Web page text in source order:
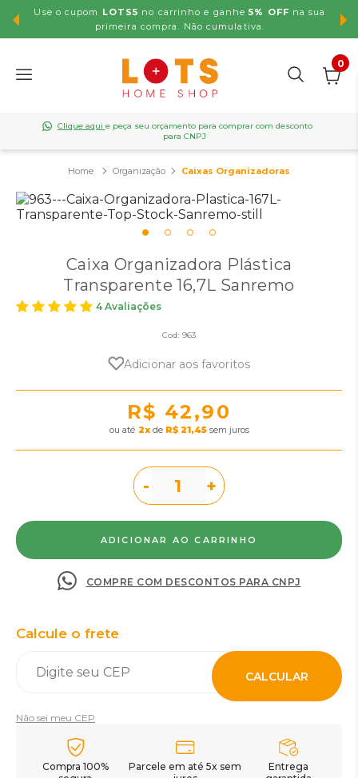
Use o cupom LOTS5 no carrinho e ganhe5% OFF na sua
primeira compra. Não cumulativa.
0
Clique aqui e peça seu orçamento para comprar com desconto
para CNPJ
Organização Caixas Organizadoras
Caixa Organizadora Plástica
Transparente 16,7L Sanremo
4 Avaliações
Cod: 963
Adicionar aos favoritos
R$ 42,90
ou 2xde R$ 21,45sem juros
- +
COMPRE COM DESCONTOS PARA CNPJ
Calcule o frete
CALCULAR
Não sei meu CEP
Compra 100%
Parcele em até 5x sem
Entrega